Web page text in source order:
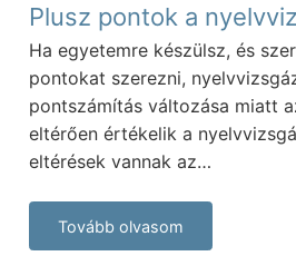
Plusz pontok a
Ha egyetemre készülsz, és
pontokat szerezni,
pontszámítás változása miatt
eltérően értékelik a
eltérések vannak az…
Tovább olvasom